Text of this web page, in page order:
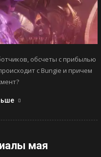
обсчеты с прибылью
с Bungie и причем
мая